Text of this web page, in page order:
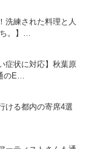
洗練された料理と人
。】…
症状に対応】秋葉原
のE…
ける都内の寄席4選